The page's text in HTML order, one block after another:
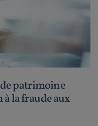
patrimoine
la fraude aux